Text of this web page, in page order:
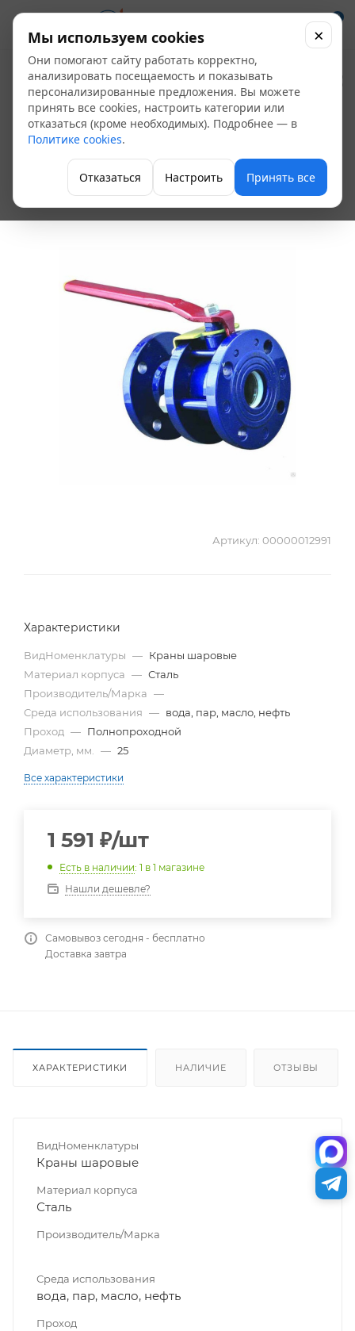
0
Кран шаровый
11с67п фланцевый
стальной Ду-25
(нефтепр.)
Кран шаровой фланцевый
Артикул: 00000012991
Характеристики
ВидНоменклатуры — Краны шаровые
Материал корпуса — Сталь
Производитель/Марка —
Среда использования — вода, пар, масло, нефть
Проход — Полнопроходной
Диаметр, мм.
— 25
Все характеристики
1 591 ₽/шт
Есть в наличии: 1 в 1 магазине
Нашли дешевле?
Самовывоз сегодня - бесплатно
Доставка завтра
ХАРАКТЕРИСТИКИ НАЛИЧИЕ ОТЗЫВЫ
ВидНоменклатуры
Краны шаровые
Материал корпуса
Сталь
Производитель/Марка
Среда использования
вода, пар, масло, нефть
Проход
Мы используем cookies
Они помогают сайту работать корректно,
анализировать посещаемость и показывать
персонализированные предложения. Вы можете
принять все cookies, настроить категории или
отказаться (кроме необходимых). Подробнее — в
Политике cookies.
Отказаться Настроить Принять все
×